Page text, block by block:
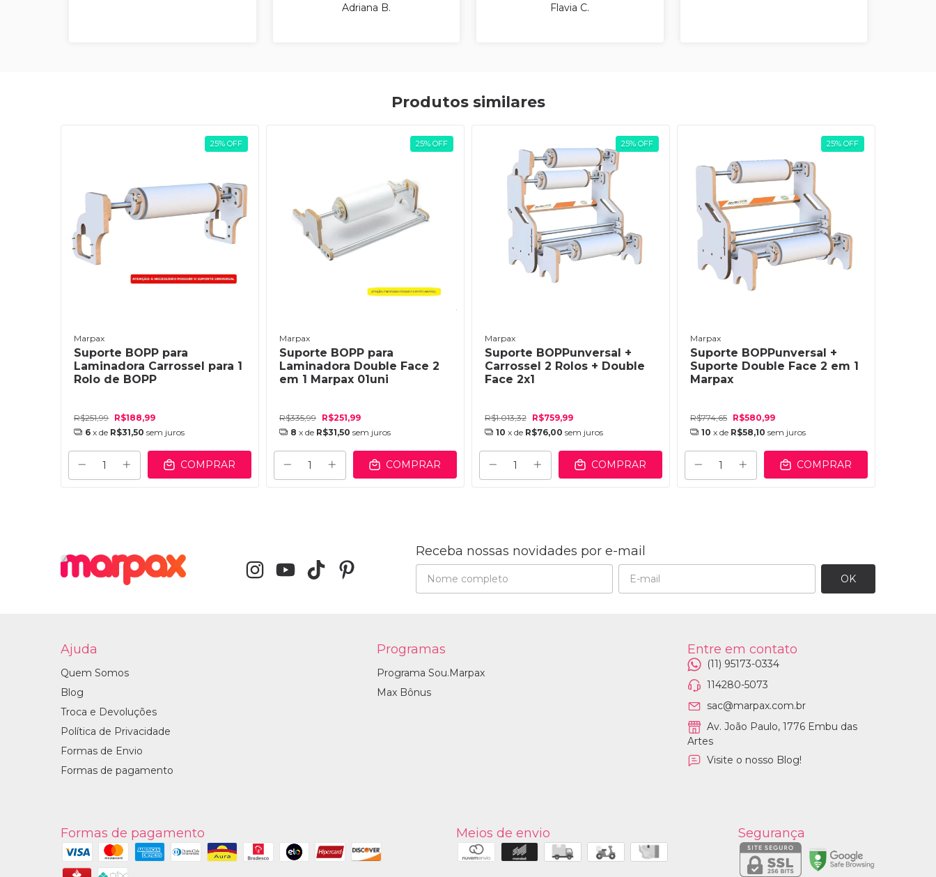
Adriana B.
Flavia C.
Produtos similares
25% OFF
Marpax
Suporte BOPP para
Laminadora Carrossel para 1
Rolo de BOPP
R$251,99 R$188,99
6 x de R$31,50 sem juros
COMPRAR
25% OFF
Marpax
Suporte BOPP para
Laminadora Double Face 2
em 1 Marpax 01uni
R$335,99 R$251,99
8 x de R$31,50 sem juros
COMPRAR
25% OFF
Marpax
Suporte BOPPunversal +
Carrossel 2 Rolos + Double
Face 2x1
R$1.013,32 R$759,99
10 x de R$76,00 sem juros
COMPRAR
25% OFF
Marpax
Suporte BOPPunversal +
Suporte Double Face 2 em 1
Marpax
R$774,65 R$580,99
10 x de R$58,10 sem juros
COMPRAR
Receba nossas novidades por e-mail
Ajuda
Quem Somos
Blog
Troca e Devoluções
Política de Privacidade
Formas de Envio
Formas de pagamento
Programas
Programa Sou.Marpax
Max Bônus
Entre em contato
(11) 95173-0334
114280-5073
sac@marpax.com.br
Av. João Paulo, 1776 Embu das
Artes
Visite o nosso Blog!
Formas de pagamento Meios de envio Segurança